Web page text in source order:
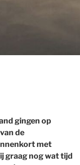
gingen op
de
met
graag nog wat tijd